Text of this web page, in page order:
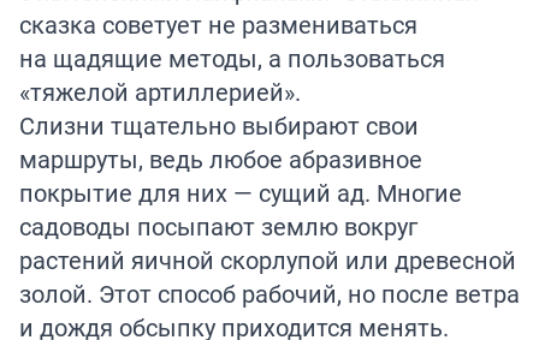
сказка советует не размениваться
на щадящие методы, а пользоваться
«тяжелой артиллерией».
Слизни тщательно выбирают свои
маршруты, ведь любое абразивное
покрытие для них — сущий ад. Многие
садоводы посыпают землю вокруг
растений яичной скорлупой или древесной
золой. Этот способ рабочий, но после ветра
и дождя обсыпку приходится менять.